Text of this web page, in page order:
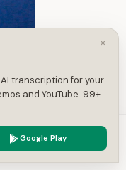
從武漢肺炎開始的六
滴等淪爲壓榨人民的…
×
transcription for your
and YouTube. 99+
Google Play